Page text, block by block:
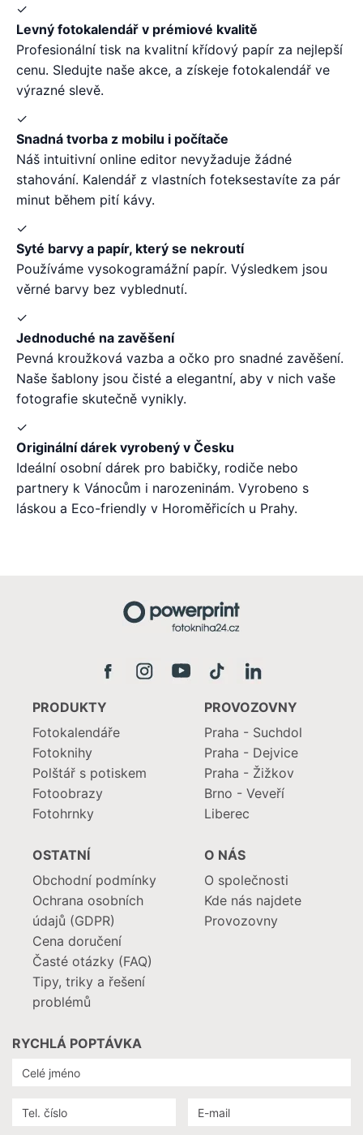
✓
Levný fotokalendář v prémiové kvalitě
Profesionální tisk na kvalitní křídový papír za nejlepší
cenu. Sledujte naše akce, a získeje fotokalendář ve
výrazné slevě.
✓
Snadná tvorba z mobilu i počítače
Náš intuitivní online editor nevyžaduje žádné
stahování. Kalendář z vlastních foteksestavíte za pár
minut během pití kávy.
✓
Syté barvy a papír, který se nekroutí
Používáme vysokogramážní papír. Výsledkem jsou
věrné barvy bez vyblednutí.
✓
Jednoduché na zavěšení
Pevná kroužková vazba a očko pro snadné zavěšení.
Naše šablony jsou čisté a elegantní, aby v nich vaše
fotografie skutečně vynikly.
✓
Originální dárek vyrobený v Česku
Ideální osobní dárek pro babičky, rodiče nebo
partnery k Vánocům i narozeninám. Vyrobeno s
láskou a Eco-friendly v Horoměřicích u Prahy.
PRODUKTY
Fotokalendáře
Fotoknihy
Polštář s potiskem
Fotoobrazy
Fotohrnky
PROVOZOVNY
Praha - Suchdol
Praha - Dejvice
Praha - Žižkov
Brno - Veveří
Liberec
OSTATNÍ
Obchodní podmínky
Ochrana osobních
údajů (GDPR)
Cena doručení
Časté otázky (FAQ)
Tipy, triky a řešení
problémů
O NÁS
O společnosti
Kde nás najdete
Provozovny
RYCHLÁ POPTÁVKA